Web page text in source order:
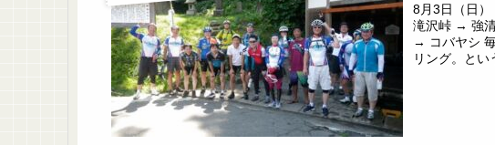
8月3日（日
滝沢峠 → 強
→ コバヤシ
リング。とい